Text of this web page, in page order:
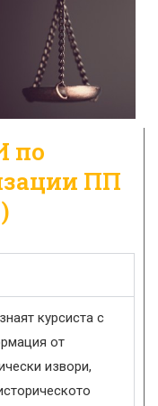
по
ПП
курсиста с
от
извори,